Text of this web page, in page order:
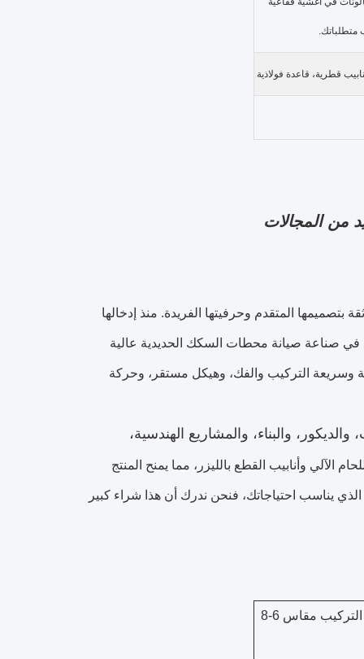
متطلباتك.
قطرية، قاعدة فولاذية
من المجالات
المتقدم وحرفيتها الفريدة. منذ إدخالها
في صناعة صيانة محطات السكك الحديدية عالية
وسريعة التركيب والفك، وهيكل مستقر، وحركة
والبناء، والمشاريع الهندسية،
الآلي وأنابيب القطع بالليزر، مما يمنح المنتج
يناسب احتياجاتك، فنحن ندرك أن هذا شراء كبير
برج سقالة تلسكوبي من الألومنيوم قابل للإزالة في الهواء الطلق سهل التركيب مقاس 6-8